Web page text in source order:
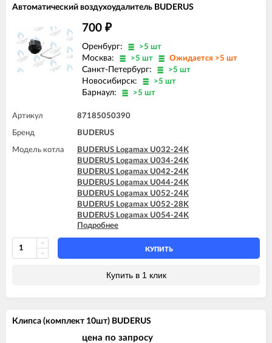
Автоматический воздухоудалитель BUDERUS
700 ₽
Оренбург: >5 шт
Москва: >5 шт Ожидается >5 шт
Санкт-Петербург: >5 шт
Новосибирск: >5 шт
Барнаул: >5 шт
Артикул 87185050390
Бренд BUDERUS
Модель котла
BUDERUS Logamax U032-24K
BUDERUS Logamax U034-24K
BUDERUS Logamax U042-24K
BUDERUS Logamax U044-24K
BUDERUS Logamax U052-24K
BUDERUS Logamax U052-28K
BUDERUS Logamax U054-24K
BUDERUS Logamax U072-12K
BUDERUS Logamax U072-18
BUDERUS Logamax U072-18K
BUDERUS Logamax U072-24
BUDERUS Logamax U072-28
Подробнее
КУПИТЬ
Купить в 1 клик
Клипса (комплект 10шт) BUDERUS
цена по запросу